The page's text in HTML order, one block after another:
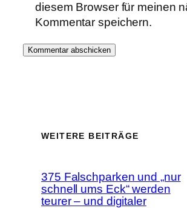
diesem Browser für meinen
Kommentar speichern.
WEITERE BEITRÄGE
375 Falschparken und „nur
schnell ums Eck“ werden
teurer – und digitaler